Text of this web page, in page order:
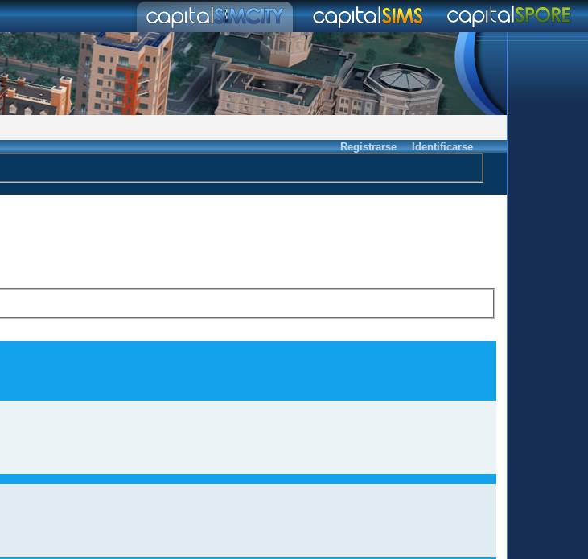
Registrarse Identificarse